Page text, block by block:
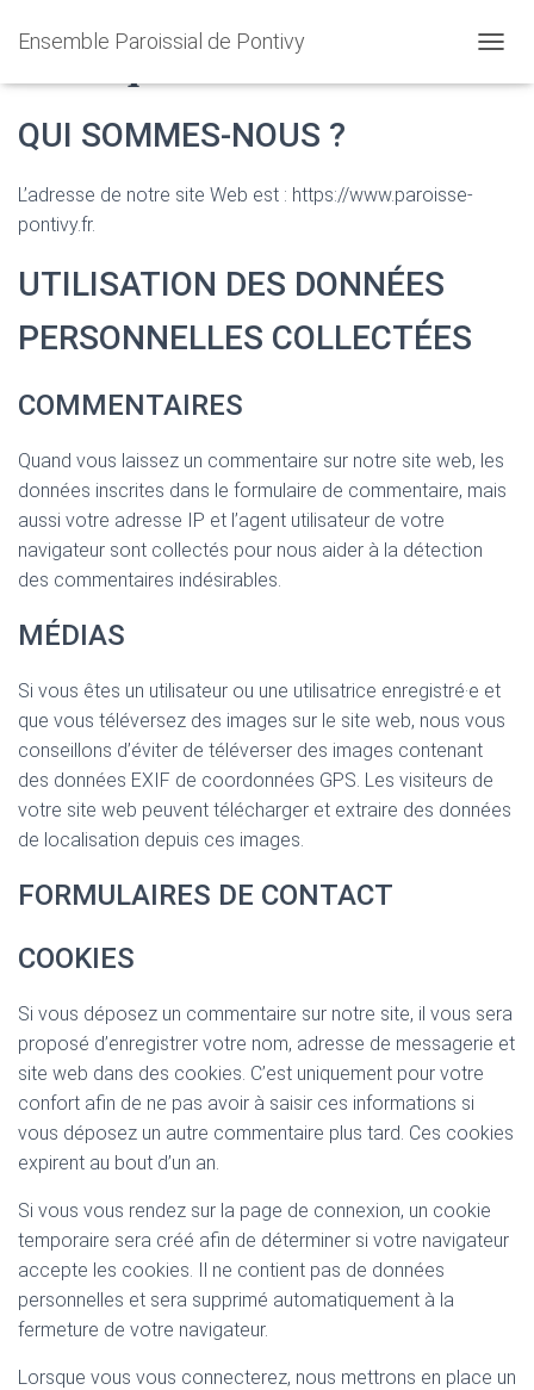
Ensemble Paroissial de Pontivy
U
I
G
Politique de confidentialité
QUI SOMMES-NOUS ?
L’adresse de notre site Web est : https://www.paroisse-
pontivy.fr.
UTILISATION DES DONNÉES
PERSONNELLES COLLECTÉES
COMMENTAIRES
Quand vous laissez un commentaire sur notre site web, les
données inscrites dans le formulaire de commentaire, mais
aussi votre adresse IP et l’agent utilisateur de votre
navigateur sont collectés pour nous aider à la détection
des commentaires indésirables.
MÉDIAS
Si vous êtes un utilisateur ou une utilisatrice enregistré·e et
que vous téléversez des images sur le site web, nous vous
conseillons d’éviter de téléverser des images contenant
des données EXIF de coordonnées GPS. Les visiteurs de
votre site web peuvent télécharger et extraire des données
de localisation depuis ces images.
FORMULAIRES DE CONTACT
COOKIES
Si vous déposez un commentaire sur notre site, il vous sera
proposé d’enregistrer votre nom, adresse de messagerie et
site web dans des cookies. C’est uniquement pour votre
confort afin de ne pas avoir à saisir ces informations si
vous déposez un autre commentaire plus tard. Ces cookies
expirent au bout d’un an.
Si vous vous rendez sur la page de connexion, un cookie
temporaire sera créé afin de déterminer si votre navigateur
accepte les cookies. Il ne contient pas de données
personnelles et sera supprimé automatiquement à la
fermeture de votre navigateur.
Lorsque vous vous connecterez, nous mettrons en place un